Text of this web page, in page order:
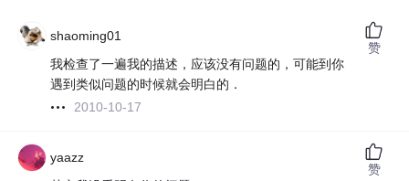
shaoming01
我检查了一遍我的描述，应该没有问题的，可能到你
遇到类似问题的时候就会明白的．
2010-10-17
赞
yaazz
赞